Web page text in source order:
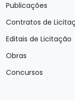
Publicações
Contratos de
Editais de Licitação
Obras
Concursos